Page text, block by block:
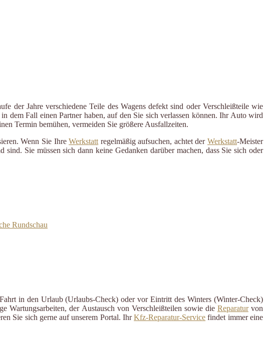
der Jahre verschiedene Teile des Wagens defekt sind oder Verschleißteile wie
dem Fall einen Partner haben, auf den Sie sich verlassen können. Ihr Auto wird
Termin bemühen, vermeiden Sie größere Ausfallzeiten.
Wenn Sie IhreWerkstatt regelmäßig aufsuchen, achtet derWerkstatt-Meister
Sie müssen sich dann keine Gedanken darüber machen, dass Sie sich oder
Rundschau
in den Urlaub (Urlaubs-Check) oder vor Eintritt des Winters (Winter-Check)
Wartungsarbeiten, der Austausch von Verschleißteilen sowie die Reparaturvon
Sie sich gerne auf unserem Portal. IhrKfz-Reparatur-Service findet immer eine